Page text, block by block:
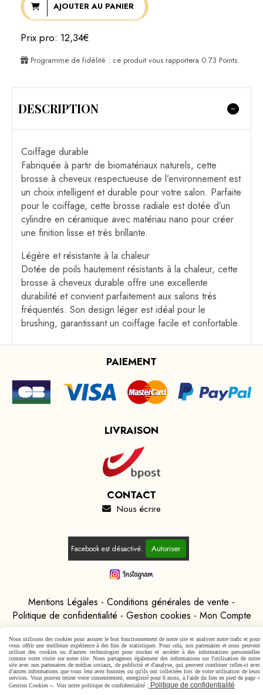
AJOUTER AU PANIER
Prix pro: 12,34€
Programme de fidélité : ce produit vous rapportera 0.73 Points.
DESCRIPTION
Coiffage durable
Fabriquée à partir de biomatériaux naturels, cette
brosse à cheveux respectueuse de l’environnement est
un choix intelligent et durable pour votre salon. Parfaite
pour le coiffage, cette brosse radiale est dotée d’un
cylindre en céramique avec matériau nano pour créer
une finition lisse et très brillante.
Légère et résistante à la chaleur
Dotée de poils hautement résistants à la chaleur, cette
brosse à cheveux durable offre une excellente
durabilité et convient parfaitement aux salons très
fréquentés. Son design léger est idéal pour le
brushing, garantissant un coiffage facile et confortable.
PAIEMENT
LIVRAISON
CONTACT
 Nous écrire
Facebook est désactivé. Autoriser
Mentions Légales
Conditions générales de vente
Politique de confidentialité
Gestion cookies Mon Compte
Nous utilisons des cookies pour assurer le bon fonctionnement de notre site et analyser notre trafic et pour
vous offrir une meilleure expérience à des fins de statistiques. Pour cela, nos partenaires et nous peuvent
utiliser des cookies ou d'autres technologies pour stocker et accéder à des informations personnelles
comme votre visite sur notre site. Nous partageons également des informations sur l'utilisation de notre
site avec nos partenaires de médias sociaux, de publicité et d'analyse, qui peuvent combiner celles-ci avec
d'autres informations que vous leur avez fournies ou qu'ils ont collectées lors de votre utilisation de leurs
services. Vous pouvez retirer votre consentement, enregistré pour 6 mois, à l'aide du lien en pied de page «
Gestion Cookies ». Voir notre politique de confidentialité : Politique de confidentialité